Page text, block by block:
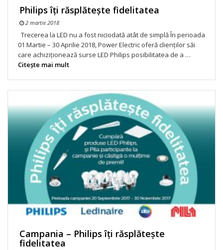
Philips îţi răsplăteşte fidelitatea
2 martie 2018
Trecerea la LED nu a fost niciodată atât de simplă În perioada
01 Martie – 30 Aprilie 2018, Power Electric oferă clienților săi
care achiziționează surse LED Philips posibilitatea de a …
Citeşte mai mult
Campania – Philips îți răsplătește
fidelitatea